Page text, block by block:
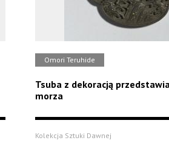
Omori Teruhide
Tsuba z dekoracją
morza
Kolekcja Sztuki Dawnej